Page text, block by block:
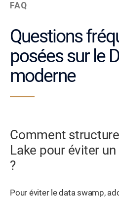
FAQ
Questions
posées sur le
moderne
Comment
Lake pour éviter
?
Pour éviter le data swamp,